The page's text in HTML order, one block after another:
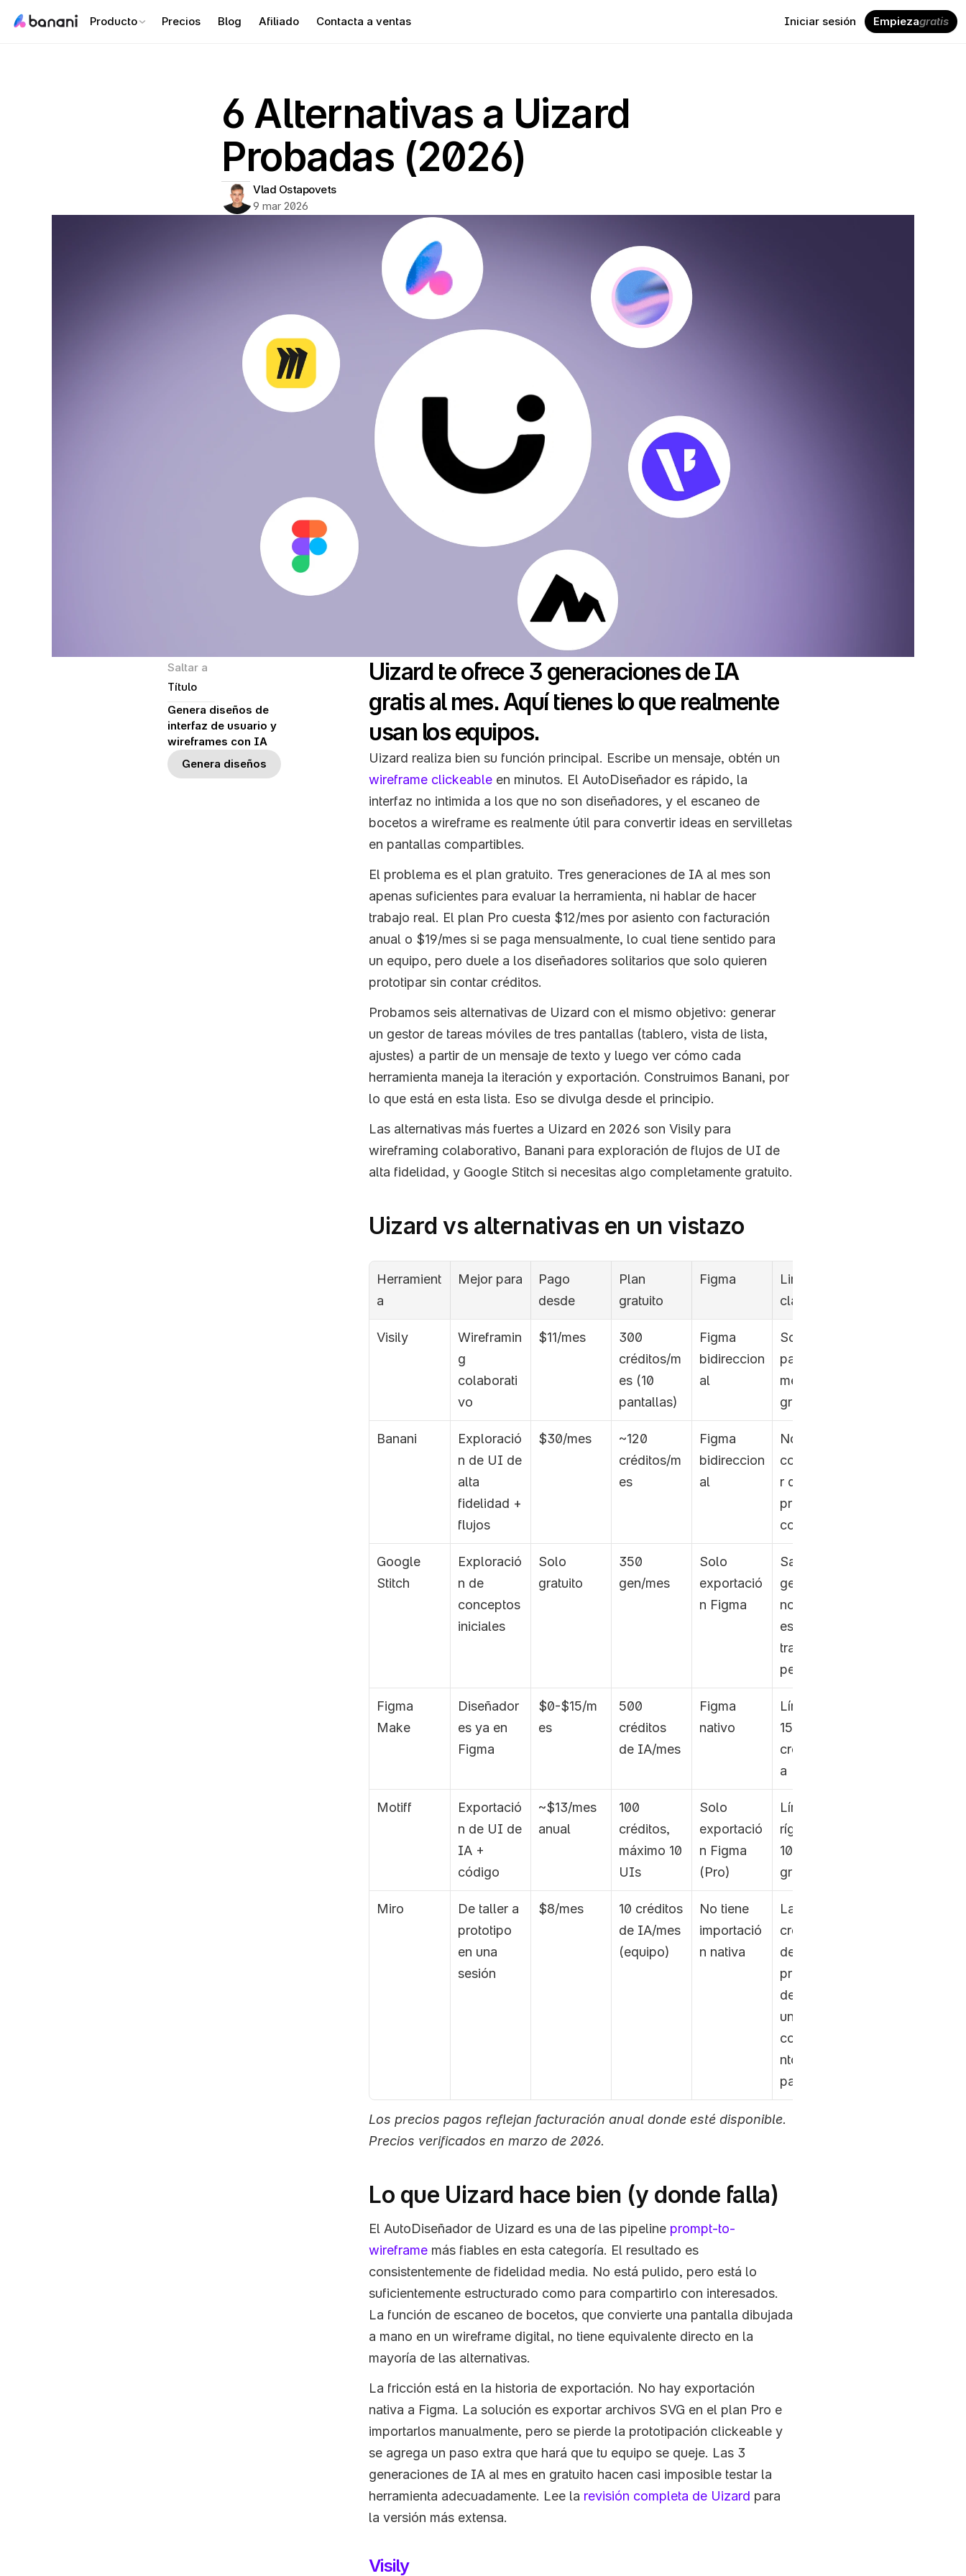
Producto Precios Blog Afiliado Contacta a ventas Iniciar sesión Empiezagratis
6 Alternativas a Uizard
Probadas (2026)
Vlad Ostapovets
9 mar 2026
Saltar a
Título
Genera diseños de
interfaz de usuario y
wireframes con IA
Genera diseños
Uizard te ofrece 3 generaciones de IA
gratis al mes. Aquí tienes lo que realmente
usan los equipos.
wireframe clickeable en minutos. El AutoDiseñador es rápido, la
interfaz no intimida a los que no son diseñadores, y el escaneo de
bocetos a wireframe es realmente útil para convertir ideas en servilletas
en pantallas compartibles.
El problema es el plan gratuito. Tres generaciones de IA al mes son
apenas suficientes para evaluar la herramienta, ni hablar de hacer
trabajo real. El plan Pro cuesta $12/mes por asiento con facturación
anual o $19/mes si se paga mensualmente, lo cual tiene sentido para
un equipo, pero duele a los diseñadores solitarios que solo quieren
prototipar sin contar créditos.
Probamos seis alternativas de Uizard con el mismo objetivo: generar
un gestor de tareas móviles de tres pantallas (tablero, vista de lista,
ajustes) a partir de un mensaje de texto y luego ver cómo cada
herramienta maneja la iteración y exportación. Construimos Banani, por
lo que está en esta lista. Eso se divulga desde el principio.
Las alternativas más fuertes a Uizard en 2026 son Visily para
wireframing colaborativo, Banani para exploración de flujos de UI de
alta fidelidad, y Google Stitch si necesitas algo completamente gratuito.
Uizard vs alternativas en un vistazo
Herramient
a
Mejor para
Pago
desde
Plan
gratuito
Figma
Limitación
clave
Visily
Wireframin
g
colaborati
vo
$11/mes
300
créditos/m
es (10
pantallas)
Figma
bidireccion
al
Solo 10
pantallas/
mes en
gratuito
Banani
Exploració
n de UI de
alta
fidelidad +
flujos
$30/mes
~120
créditos/m
es
Figma
bidireccion
al
No es un
constructo
r de
prototipos
completo
Google
Stitch
Exploració
n de
conceptos
iniciales
Solo
gratuito
350
gen/mes
Solo
exportació
n Figma
Salida
genérica,
no tiene
espacio de
trabajo
persistente
Figma
Make
Diseñador
es ya en
Figma
$0-$15/m
es
500
créditos
de IA/mes
Figma
nativo
Límite de
150
créditos/dí
a
Motiff
Exportació
n de UI de
IA +
código
~$13/mes
anual
100
créditos,
máximo 10
UIs
Solo
exportació
n Figma
(Pro)
Límite
rígido de
10 UIs en
gratuito
Miro
De taller a
prototipo
en una
sesión
$8/mes
10 créditos
de IA/mes
(equipo)
No tiene
importació
n nativa
La
creación
de
prototipos
de IA es
un
compleme
nto de
pago
Los precios pagos reflejan facturación anual donde esté disponible.
Precios verificados en marzo de 2026.
Lo que Uizard hace bien (y donde falla)
El AutoDiseñador de Uizard es una de las pipeline prompt-to-
wireframe más fiables en esta categoría. El resultado es
consistentemente de fidelidad media. No está pulido, pero está lo
suficientemente estructurado como para compartirlo con interesados.
La función de escaneo de bocetos, que convierte una pantalla dibujada
a mano en un wireframe digital, no tiene equivalente directo en la
mayoría de las alternativas.
La fricción está en la historia de exportación. No hay exportación
nativa a Figma. La solución es exportar archivos SVG en el plan Pro e
importarlos manualmente, pero se pierde la prototipación clickeable y
se agrega un paso extra que hará que tu equipo se queje. Las 3
generaciones de IA al mes en gratuito hacen casi imposible testar la
herramienta adecuadamente. Lee la revisión completa de Uizard para
la versión más extensa.
Visily